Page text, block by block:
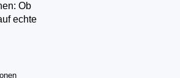
Ob
echte